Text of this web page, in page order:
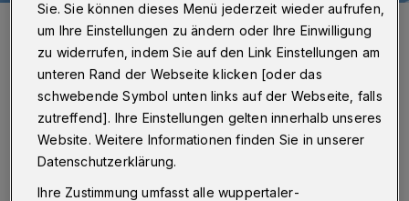
Von li.: Sportchef Fabian Gutbrodsowie die Trainer Markus Pütz und
Arnor Gunnarsson.
Foto: Jochen Classen
T orsten Jansen (Trainer HSV Hamburg):
Sie. Sie können dieses Menü jederzeit wieder aufrufen,
um Ihre Einstellungen zu ändern oder Ihre Einwilligung
zu widerrufen, indem Sie auf den Link Einstellungen am
unteren Rand der Webseite klicken [oder das
schwebende Symbol unten links auf der Webseite, falls
zutreffend]. Ihre Einstellungen gelten innerhalb unseres
Website. Weitere Informationen finden Sie in unserer
Datenschutzerklärung.
Ihre Zustimmung umfasst alle wuppertaler-